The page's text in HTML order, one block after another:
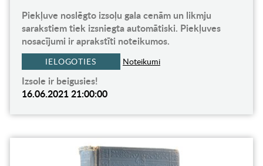
Piekļuve noslēgto izsoļu gala cenām un likmju
sarakstiem tiek izsniegta automātiski. Piekļuves
nosacījumi ir aprakstīti noteikumos.
IELOGOTIES Noteikumi
Izsole ir beigusies!
16.06.2021 21:00:00